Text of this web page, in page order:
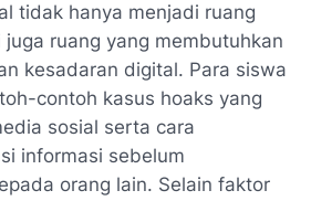
tidak hanya menjadi ruang
ruang yang membutuhkan
kesadaran digital. Para siswa
contoh kasus hoaks yang
sosial serta cara
informasi sebelum
orang lain. Selain faktor